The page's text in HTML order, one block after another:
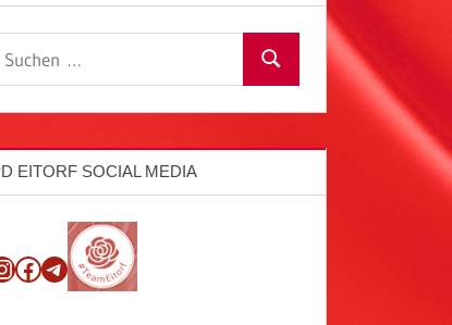
Suchen
EITORF SOCIAL MEDIA
Facebook
Telegram